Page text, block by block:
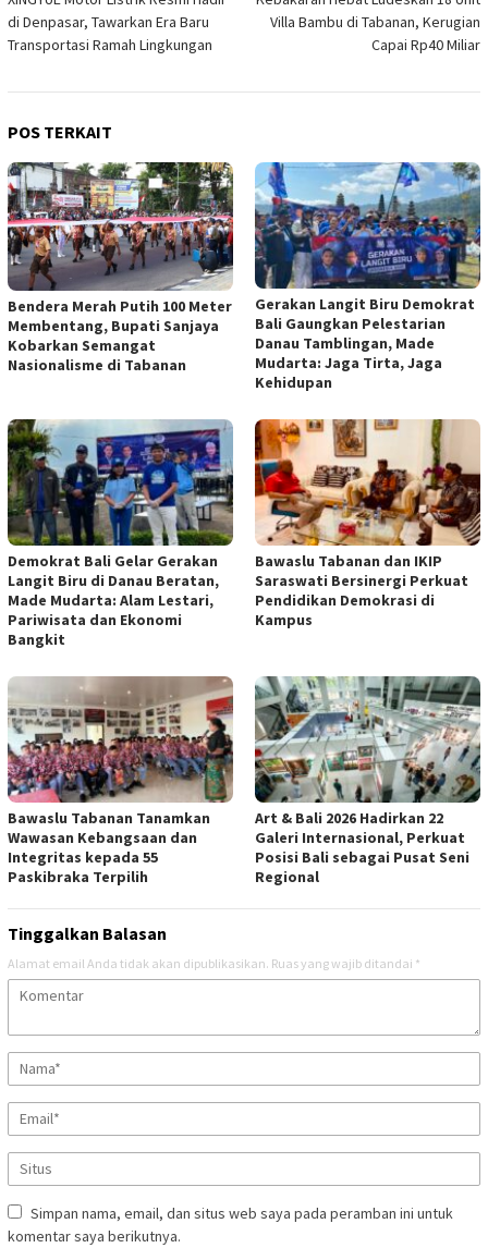
pos
di Denpasar, Tawarkan Era Baru
Transportasi Ramah Lingkungan
Villa Bambu di Tabanan, Kerugian
Capai Rp40 Miliar
POS TERKAIT
Bendera Merah Putih 100 Meter
Membentang, Bupati Sanjaya
Kobarkan Semangat
Nasionalisme di Tabanan
Gerakan Langit Biru Demokrat
Bali Gaungkan Pelestarian
Danau Tamblingan, Made
Mudarta: Jaga Tirta, Jaga
Kehidupan
Demokrat Bali Gelar Gerakan
Langit Biru di Danau Beratan,
Made Mudarta: Alam Lestari,
Pariwisata dan Ekonomi
Bangkit
Bawaslu Tabanan dan IKIP
Saraswati Bersinergi Perkuat
Pendidikan Demokrasi di
Kampus
Bawaslu Tabanan Tanamkan
Wawasan Kebangsaan dan
Integritas kepada 55
Paskibraka Terpilih
Art & Bali 2026 Hadirkan 22
Galeri Internasional, Perkuat
Posisi Bali sebagai Pusat Seni
Regional
Tinggalkan Balasan
Alamat email Anda tidak akan dipublikasikan. Ruas yang wajib ditandai *
Simpan nama, email, dan situs web saya pada peramban ini untuk
komentar saya berikutnya.